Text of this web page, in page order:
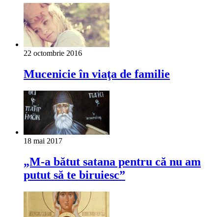
22 octombrie 2016
Mucenicie în viaţa de familie
18 mai 2017
„M-a bătut satana pentru că nu am
putut să te biruiesc”